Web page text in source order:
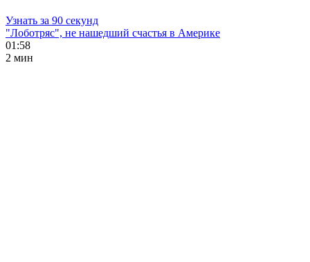
Узнать за 90 секунд
"Лоботряс", не нашедший счастья в Америке
01:58
2 мин